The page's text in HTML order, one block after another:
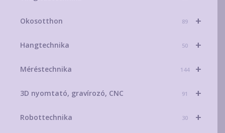
+
Okosotthon 89
+
Hangtechnika 50
+
Méréstechnika 144
+
3D nyomtató, gravírozó, CNC 91
+
Robottechnika 30